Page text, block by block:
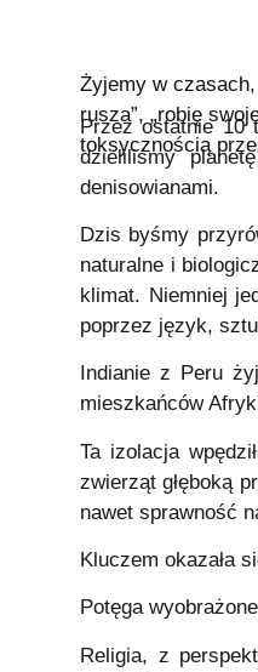
Żyjemy w czasach,
rusza”, „robię
toksycznością
Przez ostatnie
dzieliliśmy
denisowianami.
Dzis byśmy
naturalne i
klimat. Niemniej
poprzez język,
Indianie z Peru
mieszkańców
Ta izolacja
zwierząt głęboką
nawet sprawność
Kluczem okazała
Potęga
Religia, z